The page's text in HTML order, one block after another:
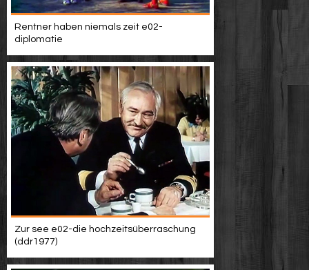
Rentner haben niemals zeit e02-
diplomatie
Zur see e02-die hochzeitsüberraschung
(ddr1977)